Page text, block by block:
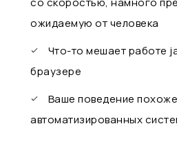
ожидаемую от человека
Что-то мешает работе
браузере
Ваше поведение
автоматизированных